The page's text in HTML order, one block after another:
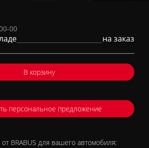
00
на заказ
В корзину
персональное предложение
BRABUS для вашего автомобиля: